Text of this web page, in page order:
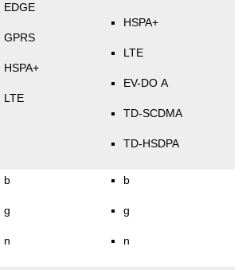
EDGE
GPRS
HSPA+
LTE
HSPA+
LTE
EV-DO A
TD-SCDMA
TD-HSDPA
b
g
n
b
g
n